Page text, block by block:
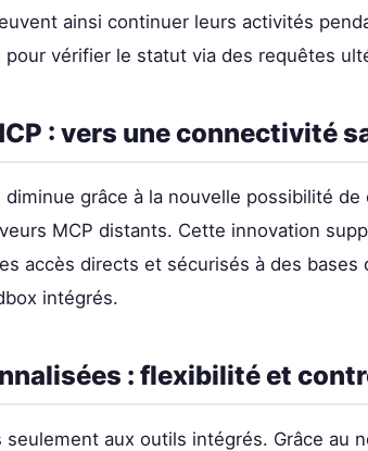
ainsi continuer leurs activités
pour vérifier le statut via des requêtes
: vers une connectivité
grâce à la nouvelle possibilité
MCP distants. Cette innovation
accès directs et sécurisés à des bases
intégrés.
: flexibilité et
seulement aux outils intégrés. Grâce au